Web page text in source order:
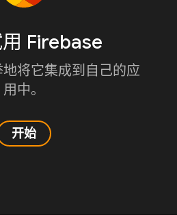
Firebase
将它集成到自己的应
用中。
开始